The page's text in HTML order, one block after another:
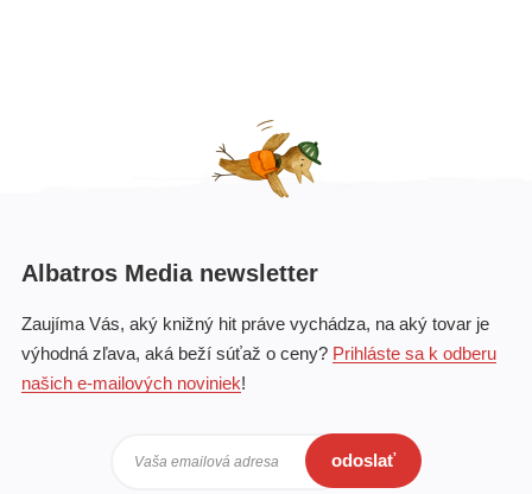
Albatros Media newsletter
Zaujíma Vás, aký knižný hit práve vychádza, na aký tovar je
výhodná zľava, aká beží súťaž o ceny? Prihláste sa k odberu
našich e-mailových noviniek!
Vaša emailová adresa odoslať